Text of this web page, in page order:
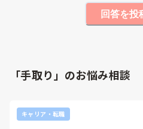
回答を投
「手取り」のお悩み相談
キャリア・転職